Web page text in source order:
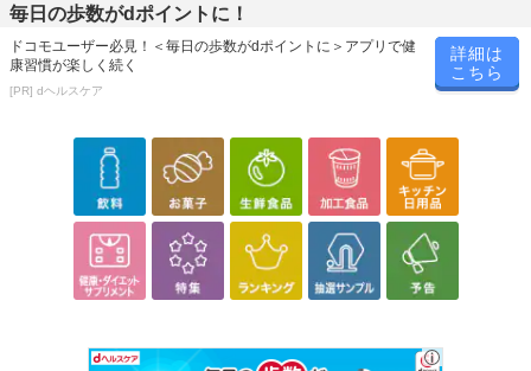
・賞味期限：
製造日より冷凍保存で365日
解凍後は、お早めにお召し上がり下さい。
・原産国（最終加工地）：日本
馬肉（カナダ、ウルグアイ、モンゴル産、他）
※商品の改訂等でパッケージ内容の記載と異なる場合がございま
・お召し上がり方：解凍された場合は、お早めにお召し上がり下さ
・その他商品仕様：保存方法 ：冷凍（－18度以下で保管下さい）
注意事項
毎日の歩数がdポイントに！
ドコモユーザー必見！＜毎日の歩数がdポイントに＞アプリで健
康習慣が楽しく続く
[PR] dヘルスケア
詳細は
こちら